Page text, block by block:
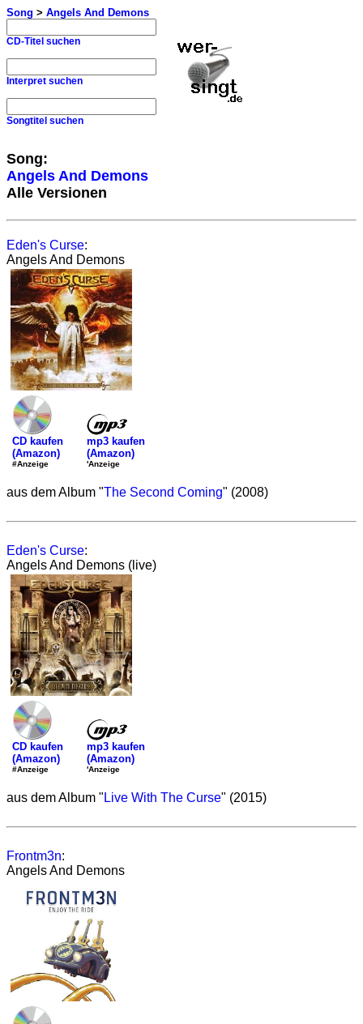
Song > Angels And Demons
CD-Titel suchen
Interpret suchen
Songtitel suchen
Song:
Angels And Demons
Alle Versionen
Eden's Curse:
Angels And Demons
CD kaufen
(Amazon)
#Anzeige
mp3 kaufen
(Amazon)
'Anzeige
aus dem Album "The Second Coming" (2008)
Eden's Curse:
Angels And Demons (live)
CD kaufen
(Amazon)
#Anzeige
mp3 kaufen
(Amazon)
'Anzeige
aus dem Album " Live With The Curse" (2015)
Frontm3n:
Angels And Demons